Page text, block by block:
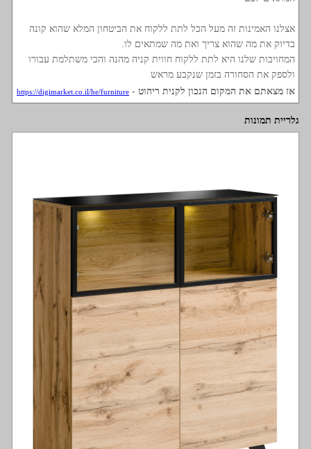
אצלנו האמינות זה מעל הכל לתת ללקוח את הביטחון המלא שהוא קונה
בדיוק את מה שהוא צריך ואת מה שמתאים לו.
המחויבות שלנו היא לתת ללקוח חווית קניה מהנה והכי משתלמת עבורו
ולספק את הסחורה בזמן שנקבע מראש
אז מצאתם את המקום הנכון לקנית ריהוט - https://digimarket.co.il/he/furniture
גלריית תמונות